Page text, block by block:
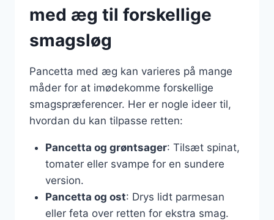
med æg til forskellige
smagsløg
Pancetta med æg kan varieres på mange
måder for at imødekomme forskellige
smagspræferencer. Her er nogle ideer til,
hvordan du kan tilpasse retten:
Pancetta og grøntsager: Tilsæt spinat,
tomater eller svampe for en sundere
version.
Pancetta og ost: Drys lidt parmesan
eller feta over retten for ekstra smag.